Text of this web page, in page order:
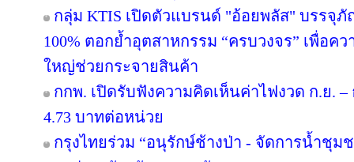
กลุ่ม KTIS เปิดตัวแบรนด์ "อ้อยพลัส" บรรจุ
100% ตอกย้ำอุตสาหกรรม “ครบวงจร” เพื่อค
ใหญ่ช่วยกระจายสินค้า
กกพ. เปิดรับฟังความคิดเห็นค่าไฟงวด ก.ย. –
4.73 บาทต่อหน่วย
กรุงไทยร่วม “อนุรักษ์ช้างป่า - จัดการน้ำชุ